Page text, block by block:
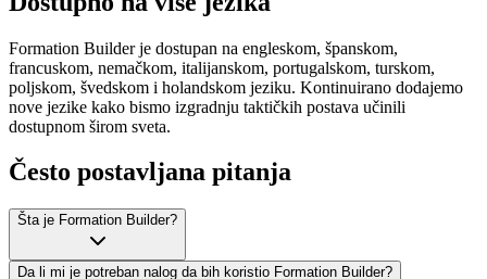
Formation Builder je dostupan na engleskom, španskom,
francuskom, nemačkom, italijanskom, portugalskom, turskom,
poljskom, švedskom i holandskom jeziku. Kontinuirano dodajemo
nove jezike kako bismo izgradnju taktičkih postava učinili
dostupnom širom sveta.
Često postavljana pitanja
Šta je Formation Builder?
Da li mi je potreban nalog da bih koristio Formation Builder?